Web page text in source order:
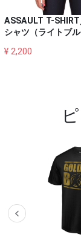
ASSAULT T-
シャツ（ライトブル
¥ 2,200